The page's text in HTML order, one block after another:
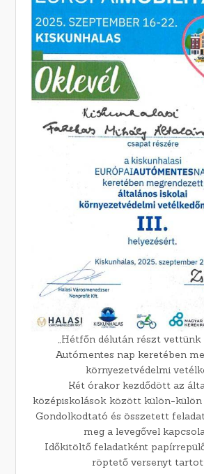
„Hétfőn délután részt vettünk
Autómentes nap keretében
környezetvédelmi
Két órakor kezdődött az
középiskolások között külön-külön
Gondolkodtató és összetett
meg a levegővel
Időkitöltő feladatként
röptető versenyt